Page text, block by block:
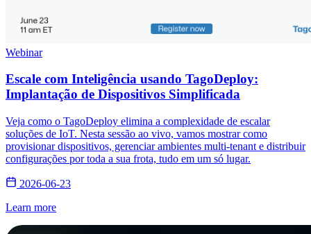
Webinar
Escale com Inteligência usando TagoDeploy:
Implantação de Dispositivos Simplificada
Veja como o TagoDeploy elimina a complexidade de escalar
soluções de IoT. Nesta sessão ao vivo, vamos mostrar como
provisionar dispositivos, gerenciar ambientes multi-tenant e distribuir
configurações por toda a sua frota, tudo em um só lugar.
2026-06-23
Learn more